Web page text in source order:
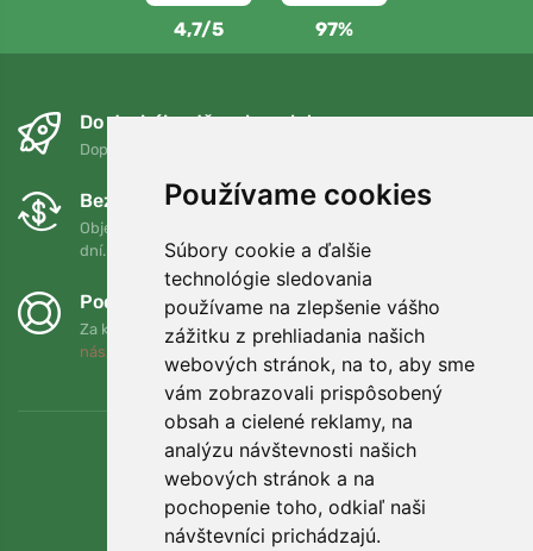
Používame cookies
Súbory cookie a ďalšie
technológie sledovania
používame na zlepšenie vášho
zážitku z prehliadania našich
webových stránok, na to, aby sme
vám zobrazovali prispôsobený
obsah a cielené reklamy, na
analýzu návštevnosti našich
webových stránok a na
pochopenie toho, odkiaľ naši
návštevníci prichádzajú.
4,7/5 97%
Do druhého dňa a bezplatne
Doprava zadarmo pri objednávkach nad 75 EUR
Bezplatná výmena a vrátenie tovaru
Objednávku môžete kedykoľvek vrátiť alebo vymeniť do 90
dní.
Podporujeme Trees.org
Za každú objednávku zasadíme strom! Prečítajte si viac
nás